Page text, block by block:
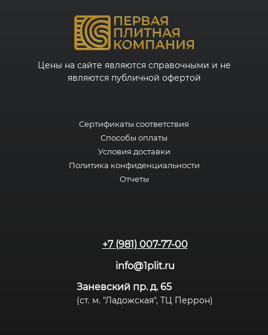
Цены на сайте являются справочными и не
являются публичной офертой
Сертификаты соответствия
Способы оплаты
Условия доставки
Политика конфиденциальности
Отчеты
+7 (981) 007-77-00
info@1plit.ru
Заневский пр. д. 65
(ст. м. "Ладожская", ТЦ Перрон)